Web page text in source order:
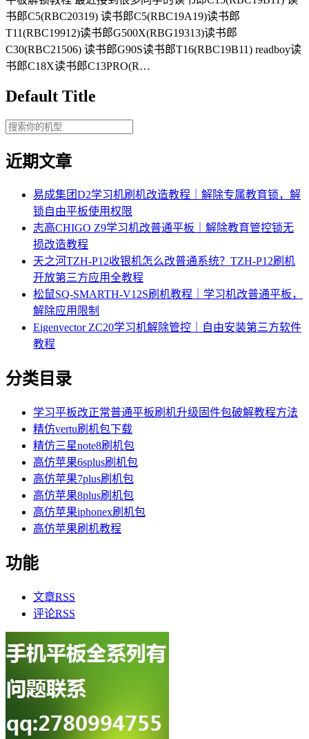
书郎C5(RBC20319) 读书郎C5(RBC19A19)读书郎
T11(RBC19912)读书郎G500X(RBG19313)读书郎
C30(RBC21506) 读书郎G90S读书郎T16(RBC19B11) readboy读
书郎C18X读书郎C13PRO(R…
Default Title
近期文章
易成集团D2学习机刷机改造教程｜解除专属教育锁，解
锁自由平板使用权限
志高CHIGO Z9学习机改普通平板｜解除教育管控锁无
损改造教程
天之河TZH-P12收银机怎么改普通系统？TZH-P12刷机
开放第三方应用全教程
松鼠SQ-SMARTH-V12S刷机教程｜学习机改普通平板，
解除应用限制
Eigenvector ZC20学习机解除管控｜自由安装第三方软件
教程
分类目录
学习平板改正常普通平板刷机升级固件包破解教程方法
精仿vertu刷机包下载
精仿三星note8刷机包
高仿苹果6splus刷机包
高仿苹果7plus刷机包
高仿苹果8plus刷机包
高仿苹果iphonex刷机包
高仿苹果刷机教程
功能
文章RSS
评论RSS